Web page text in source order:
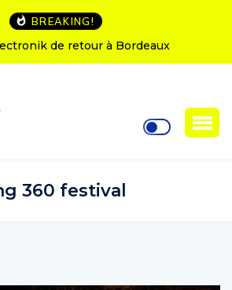
BREAKING!
Ibiza fête ses 50 ans : le
soirées d’ouverture
360 festival